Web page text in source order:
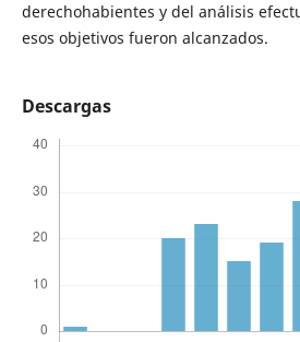
derechohabientes y del análisis
esos objetivos fueron alcanzados.
Descargas